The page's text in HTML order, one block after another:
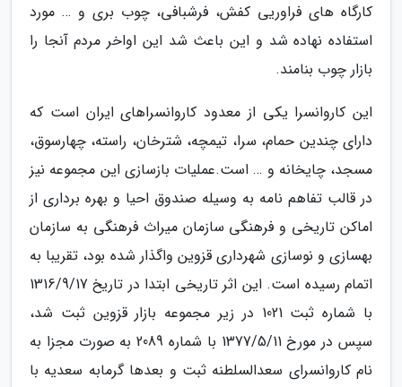
کارگاه های فراوریی کفش، فرشبافی، چوب بری و … مورد
استفاده نهاده شد و این باعث شد این اواخر مردم آنجا را
بازار چوب بنامند.
این کاروانسرا یکی از معدود کاروانسراهای ایران است که
دارای چندین حمام، سرا، تیمچه، شترخان، راسته، چهارسوق،
مسجد، چایخانه و … است.عملیات بازسازی این مجموعه نیز
در قالب تفاهم نامه به وسیله صندوق احیا و بهره برداری از
اماکن تاریخی و فرهنگی سازمان میراث فرهنگی به سازمان
بهسازی و نوسازی شهرداری قزوین واگذار شده بود، تقریبا به
اتمام رسیده است. این اثر تاریخی ابتدا در تاریخ 1316/9/17
با شماره ثبت 1021 در زیر مجموعه بازار قزوین ثبت شد،
سپس در مورخ 1377/5/11 با شماره 2089 به صورت مجزا به
نام کاروانسرای سعدالسلطنه ثبت و بعدها گرمابه سعدیه با